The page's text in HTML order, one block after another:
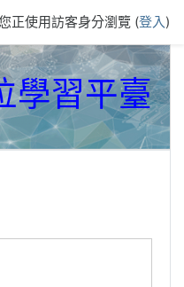
正使用訪客身分瀏覽 (登入)
學習平臺